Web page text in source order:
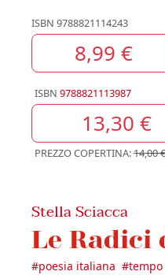
ISBN 9788821114243
8,99 €
ISBN 9788821113987
13,30 €
PREZZO COPERTINA:14,00 €
Stella Sciacca
Le Radici
#poesia italiana #tempo